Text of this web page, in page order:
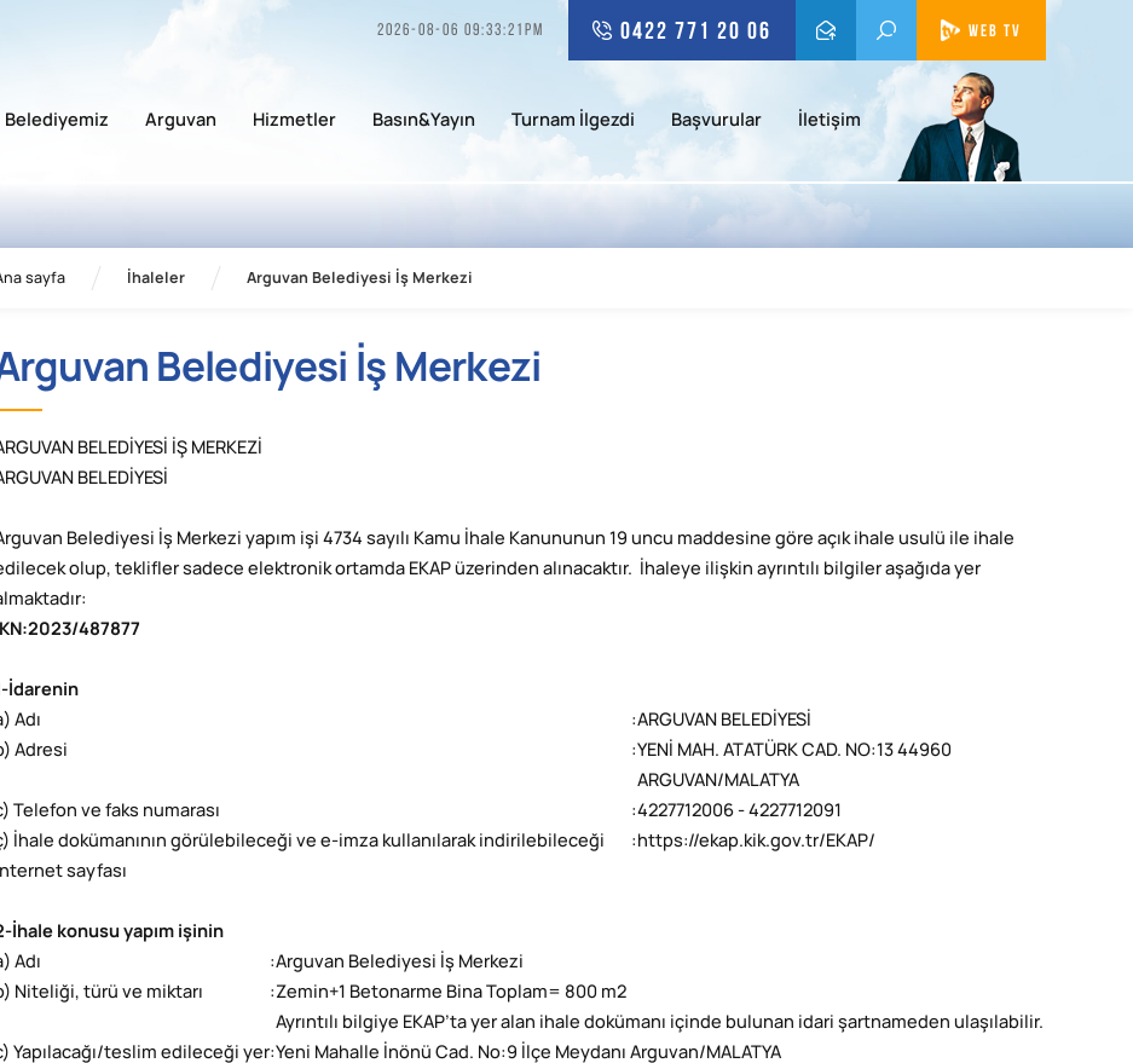
WEB TV
0422 771 20 06
2026-08-06 09:33:21pm
Belediyemiz Arguvan Hizmetler Basın&Yayın Turnam İlgezdi Başvurular İletişim
sayfa İhaleler Arguvan Belediyesi İş Merkezi
Belediyesi İş Merkezi
BELEDİYESİ İŞ MERKEZİ
BELEDİYESİ
Belediyesi İş Merkezi yapım işi 4734 sayılı Kamu İhale Kanununun 19 uncu maddesine göre açık ihale usulü ile ihale
olup, teklifler sadece elektronik ortamda EKAP üzerinden alınacaktır. İhaleye ilişkin ayrıntılı bilgiler aşağıda yer
İKN :2023/487877
İdarenin
Adı
:ARGUVAN BELEDİYESİ
Adresi
: YENİ MAH. ATATÜRK CAD. NO:13 44960
ARGUVAN/MALATYA
Telefon ve faks numarası
:4227712006 - 4227712091
İhale dokümanının görülebileceği ve e-imza kullanılarak indirilebileceği
sayfası
: https://ekap.kik.gov.tr/EKAP/
İhale konusu yapım işinin
Adı
:Arguvan Belediyesi İş Merkezi
Niteliği, türü ve miktarı
:Zemin+1 Betonarme Bina Toplam= 800 m2
Ayrıntılı bilgiye EKAP’ta yer alan ihale dokümanı içinde bulunan idari şartnameden ulaşılabilir.
Yapılacağı/teslim edileceği yer: Yeni Mahalle İnönü Cad. No:9 İlçe Meydanı Arguvan/MALATYA